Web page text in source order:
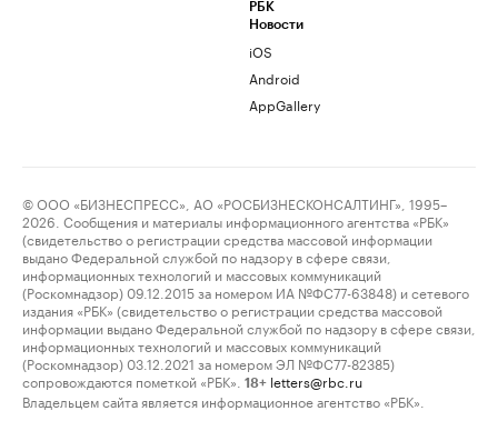
РБК
Новости
iOS
Android
AppGallery
© ООО «БИЗНЕСПРЕСС», АО «РОСБИЗНЕСКОНСАЛТИНГ», 1995–
2026. Сообщения и материалы информационного агентства «РБК»
(свидетельство о регистрации средства массовой информации
выдано Федеральной службой по надзору в сфере связи,
информационных технологий и массовых коммуникаций
(Роскомнадзор) 09.12.2015 за номером ИА №ФС77-63848) и сетевого
издания «РБК» (свидетельство о регистрации средства массовой
информации выдано Федеральной службой по надзору в сфере связи,
информационных технологий и массовых коммуникаций
(Роскомнадзор) 03.12.2021 за номером ЭЛ №ФС77-82385)
сопровождаются пометкой «РБК».
18+ letters@rbc.ru
Владельцем сайта является информационное агентство «РБК».